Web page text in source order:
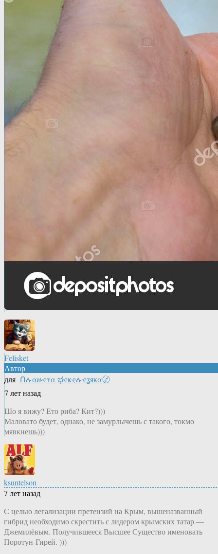
Felisket
Автор
для Ոሉαዙҿτα ಭҿҝҿሉҿʓяҝα〄
7 лет назад
Шо я вижу? Ето риба? Кит?)))
Маловато будет, однако, не замурлычешь с такого, токмо
мявкнешь)))
ksuntelson
7 лет назад
С целью легализации претензий на Крым, вышеназванный
гибрид необходимо скрестить с лидером крымских татар —
Джемилёвым. Получившееся Высшее Существо именовать
Поротун-Гирей. )))